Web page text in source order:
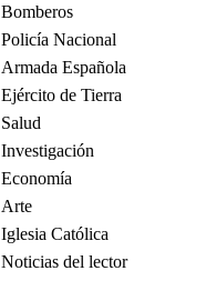
Bomberos
Policía Nacional
Armada Española
Ejército de Tierra
Salud
Investigación
Economía
Arte
Iglesia Católica
Noticias del lector